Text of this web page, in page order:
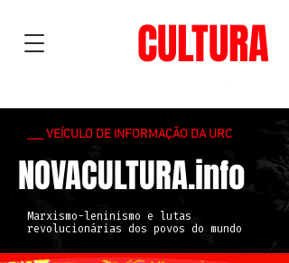
CULTURA
___ VEÍCULO DE INFORMAÇÃO DA URC
NOVACULTURA.info
Marxismo-leninismo e lutas
revolucionárias dos povos do mundo